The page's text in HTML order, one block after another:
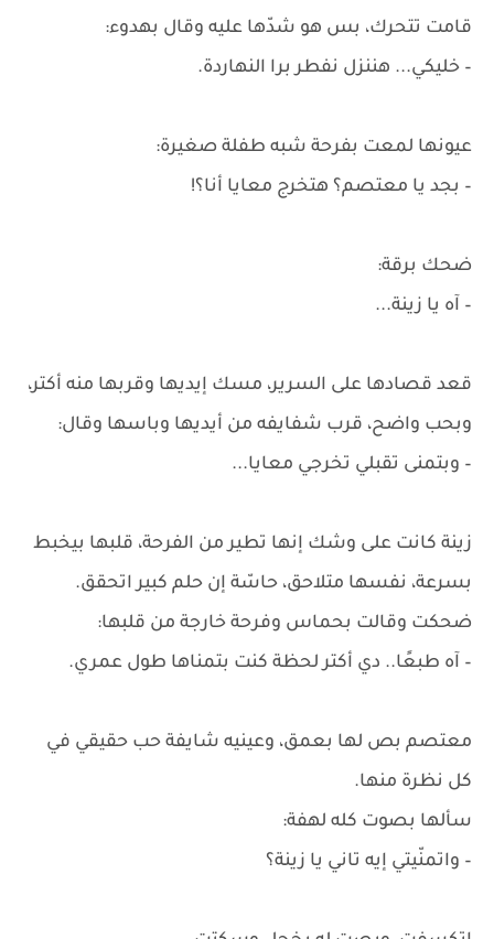
قامت تتحرك، بس هو شدّها عليه وقال بهدوء:
– خليكي... هننزل نفطر برا النهاردة.
عيونها لمعت بفرحة شبه طفلة صغيرة:
– بجد يا معتصم؟ هتخرج معايا أنا؟!
ضحك برقة:
– آه يا زينة...
قعد قصادها على السرير، مسك إيديها وقربها منه أكتر،
وبحب واضح، قرب شفايفه من أيديها وباسها وقال:
– وبتمنى تقبلي تخرجي معايا...
زينة كانت على وشك إنها تطير من الفرحة، قلبها بيخبط
بسرعة، نفسها متلاحق، حاسّة إن حلم كبير اتحقق.
ضحكت وقالت بحماس وفرحة خارجة من قلبها:
– آه طبعًا.. دي أكتر لحظة كنت بتمناها طول عمري.
معتصم بص لها بعمق، وعينيه شايفة حب حقيقي في
كل نظرة منها.
سألها بصوت كله لهفة:
– واتمنّيتي إيه تاني يا زينة؟